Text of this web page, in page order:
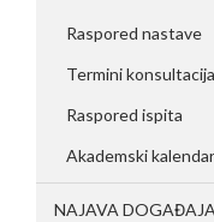
Raspored nastave
Termini konsultacija
Raspored ispita
Akademski
NAJAVA DOGAĐAJA